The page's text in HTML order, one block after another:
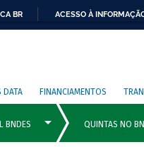
BR ACESSO À
DATA FINANCIAMENTOS